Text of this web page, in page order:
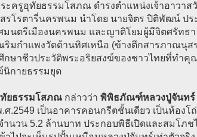
ะครูอุทัยธรรมโสภณ ดำรงตำแหน่งเจ้าอาวาส
รโรตารี่นครพนม นำโดย นายจิตร ปิติพัฒน์ ป
มนตรีเมืองนครพนม และญาติโยมผู้มีจิตศรัท
ริมกำแพงวัดด้านทิศเหนือ (ข้างตึกสารภาณนุ
กษาชีวประวัติพระอริยสงฆ์ของชาวไทยที่ทำ
กายธรรมยุต
ยธรรมโสภณ กล่าวว่า พิพิธภัณฑ์หลวงปู่จันทร์
ศ.2549 เป็นอาคารคอนกรีตชั้นเดียว เป็นห้อง
ำนวน 5.2 ล้านบาท ประกอบพิธีเปิดและสมโภ